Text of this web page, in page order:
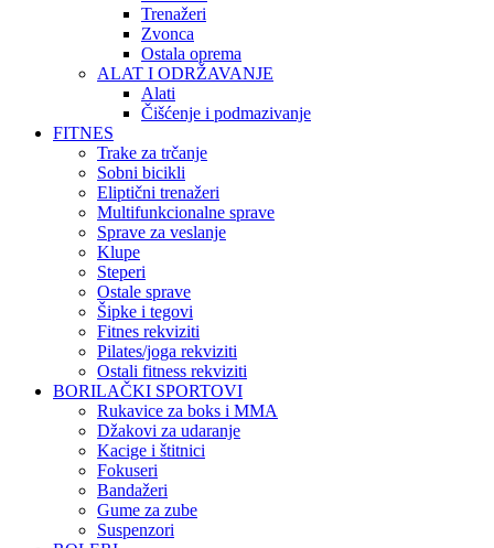
Trenažeri
Zvonca
Ostala oprema
ALAT I ODRŽAVANJE
Alati
Čišćenje i podmazivanje
FITNES
Trake za trčanje
Sobni bicikli
Eliptični trenažeri
Multifunkcionalne sprave
Sprave za veslanje
Klupe
Steperi
Ostale sprave
Šipke i tegovi
Fitnes rekviziti
Pilates/joga rekviziti
Ostali fitness rekviziti
BORILAČKI SPORTOVI
Rukavice za boks i MMA
Džakovi za udaranje
Kacige i štitnici
Fokuseri
Bandažeri
Gume za zube
Suspenzori